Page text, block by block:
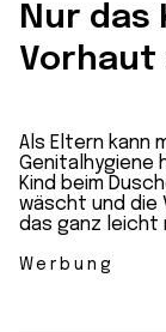
Nur das
Vorhaut
Als Eltern kann
Genitalhygiene
Kind beim
wäscht und die
das ganz leicht
Werbung